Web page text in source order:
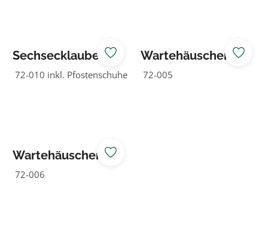
Sechsecklaube
ohne Bank und
72-010 inkl. Pfostenschuhe
Wartehäuschen
2,38 m breit
72-005
Wartehäuschen
3,33 m breit
72-006